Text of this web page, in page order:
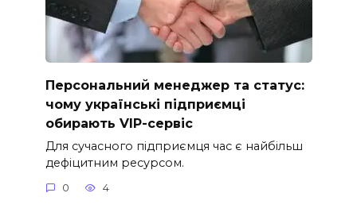
Персональний менеджер та статус:
чому українські підприємці
обирають VIP-сервіс
Для сучасного підприємця час є найбільш
дефіцитним ресурсом.
0 4